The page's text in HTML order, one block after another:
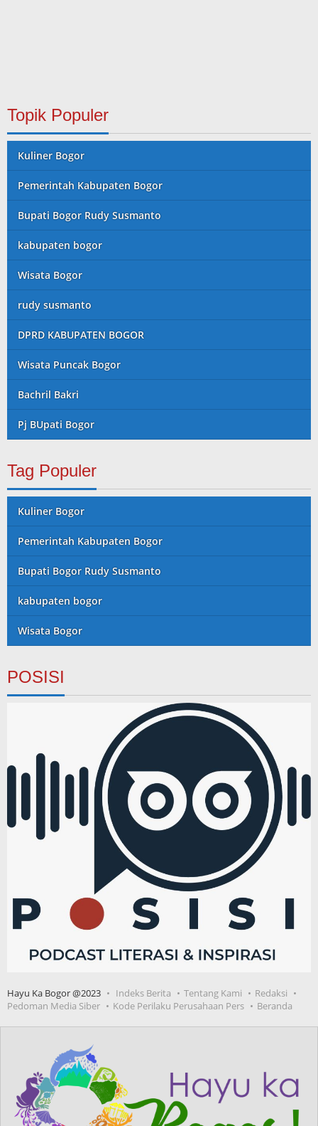
Topik Populer
Kuliner Bogor
Pemerintah Kabupaten Bogor
Bupati Bogor Rudy Susmanto
kabupaten bogor
Wisata Bogor
rudy susmanto
DPRD KABUPATEN BOGOR
Wisata Puncak Bogor
Bachril Bakri
Pj BUpati Bogor
Tag Populer
Kuliner Bogor
Pemerintah Kabupaten Bogor
Bupati Bogor Rudy Susmanto
kabupaten bogor
Wisata Bogor
POSISI
Hayu Ka Bogor @2023 Indeks Berita Tentang Kami
Redaksi
Pedoman Media Siber
Kode Perilaku Perusahaan Pers Beranda